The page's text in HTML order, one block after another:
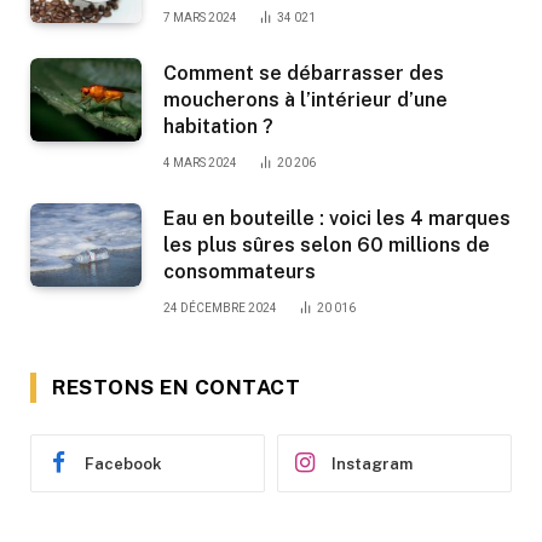
7 MARS 2024 34 021
Comment se débarrasser des
moucherons à l’intérieur d’une
habitation ?
4 MARS 2024 20 206
Eau en bouteille : voici les 4 marques
les plus sûres selon 60 millions de
consommateurs
24 DÉCEMBRE 2024 20 016
RESTONS EN CONTACT
Facebook Instagram